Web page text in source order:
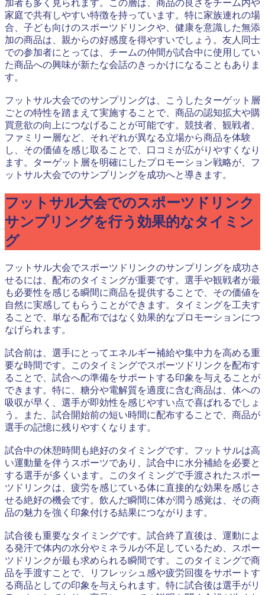
加者も多く見られます。この層は、商品の良さをチーム内や
家庭で共有しやすい特徴を持っています。特に家族連れの場
合、子ども向けのスポーツドリンクや、健康を意識した無添
加の商品は、親からの好感度を得やすいでしょう。友人同士
での参加者にとっては、チームの仲間が試合中に使用してい
た商品への興味が新たな会話のきっかけになることもありま
す。
フットサル大会でのサンプリングは、こうしたターゲット層
ごとの特性を踏まえて実施することで、商品の認知拡大や購
買意欲の向上につなげることが可能です。競技者、観戦者、
ファミリー層など、それぞれが異なる立場から商品を体験
し、その価値を感じ取ることで、口コミが広がりやすくなり
ます。ターゲット層を明確にしたプロモーション戦略が、フ
ットサル大会でのサンプリングを成功へと導きます。
フットサル大会でのスポーツドリンク
サンプリングを行う効果的なタイミン
グ
フットサル大会でスポーツドリンクのサンプリングを成功さ
せるには、配布のタイミングが重要です。選手や観戦者が最
も必要性を感じる瞬間に商品を提供することで、その価値を
自然に実感してもらうことができます。タイミングを工夫す
ることで、単なる配布ではなく効果的なプロモーションにつ
なげられます。
試合前は、選手にとってエネルギー補給や集中力を高める重
要な時間です。このタイミングでスポーツドリンクを配布す
ることで、試合への準備をサポートする印象を与えることが
できます。特に、糖分や電解質を適度に含む商品は、体への
吸収が早く、選手が即効性を感じやすい点で喜ばれるでしょ
う。また、試合開始前の短い時間に配布することで、商品が
選手の記憶に残りやすくなります。
試合中の休憩時間も絶好のタイミングです。フットサルは高
い運動量を伴うスポーツであり、試合中に水分補給を必要と
する選手が多くいます。このタイミングで手渡されたスポー
ツドリンクは、疲労を感じている体に直接的な効果を感じさ
せる絶好の機会です。飲んだ瞬間に体が潤う感覚は、その商
品の魅力を強く印象付ける結果につながります。
試合後も重要なタイミングです。試合終了直後は、運動によ
る発汗で体内の水分やミネラルが不足しているため、スポー
ツドリンクが最も求められる瞬間です。このタイミングで商
品を手渡すことで、リフレッシュ感や疲労回復をサポートす
る商品としての印象を与えられます。特に試合後は選手がリ